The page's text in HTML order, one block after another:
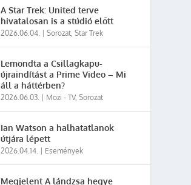
A Star Trek: United terve
hivatalosan is a stúdió előtt
2026.06.04. |Sorozat,Star Trek
Lemondta a Csillagkapu-
újraindítást a Prime Video – Mi
áll a háttérben?
2026.06.03. Mozi - TV,Sorozat
Ian Watson a halhatatlanok
útjára lépett
2026.04.14. Események
Megjelent A lándzsa hegye